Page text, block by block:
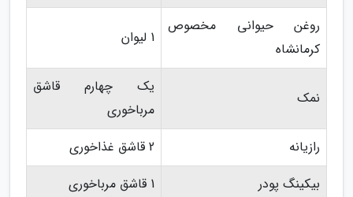
روغن حیوانی مخصوص
کرمانشاه
1 لیوان
نمک
یک چهارم قاشق
مرباخوری
رازیانه
2 قاشق غذاخوری
بیکینگ پودر
1 قاشق مرباخوری